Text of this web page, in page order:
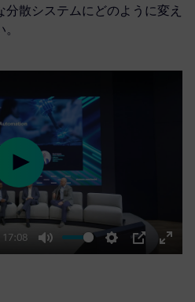
散システムにどのように変え
17:08
Mute Settings
PIP
Enter
Play